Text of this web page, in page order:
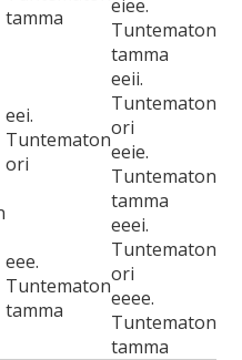
tamma
eiee.
Tuntematon
tamma
eei.
Tuntematon
ori
eeii.
Tuntematon
ori
eeie.
Tuntematon
tamma
eee.
Tuntematon
tamma
eeei.
Tuntematon
ori
eeee.
Tuntematon
tamma